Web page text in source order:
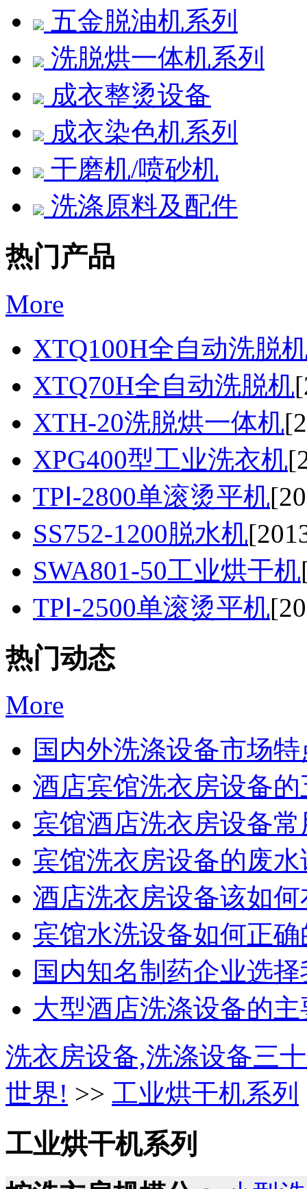
五金脱油机系列
洗脱烘一体机系列
成衣整烫设备
成衣染色机系列
干磨机/喷砂机
洗涤原料及配件
热门产品
More
XTQ100H全自动洗脱
XTQ70H全自动洗脱机
XTH-20洗脱烘一体机
XPG400型工业洗衣机
TPⅠ-2800单滚烫平机
SS752-1200脱水机
SWA801-50工业烘干机
TPⅠ-2500单滚烫平机
热门动态
More
国内外洗涤设备市场特
酒店宾馆洗衣房设备的
宾馆酒店洗衣房设备常
宾馆洗衣房设备的废水
酒店洗衣房设备该如何
宾馆水洗设备如何正确
国内知名制药企业选择
大型酒店洗涤设备的主
洗衣房设备,洗涤设备三
世界! >> 工业烘干机系列
工业烘干机系列